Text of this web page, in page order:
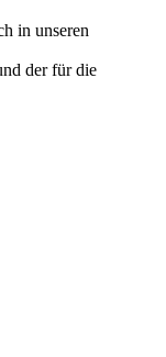
in unseren
der für die